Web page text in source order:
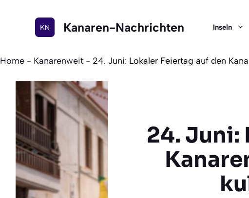
Kanaren-Nachrichten Inseln
Home - Kanarenweit - 24. Juni: Lokaler Feiertag auf den
24. Juni: